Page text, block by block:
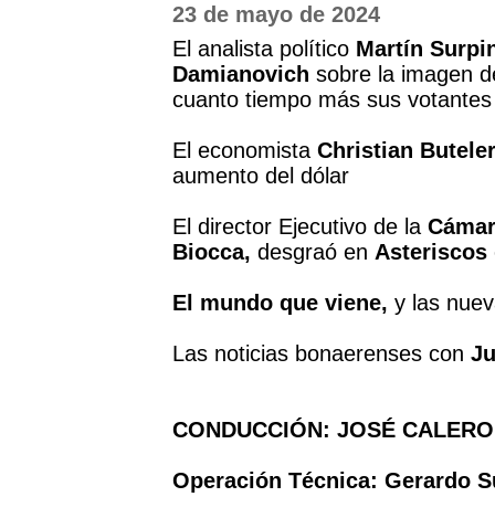
23 de mayo de 2024
El analista político Martín
Damianovich sobre la imagen
cuanto tiempo más sus
El economista Christian
aumento del dólar
El director Ejecutivo de la
Biocca, desgraó en Asteriscos
El mundo que viene, y las
Las noticias bonaerenses con
CONDUCCIÓN: JOSÉ CALERO
Operación Técnica: Gerardo